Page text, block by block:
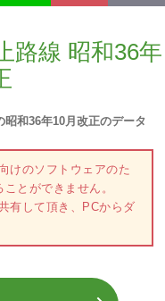
路線 昭和36年
和36年10月改正のデータ
けのソフトウェアのた
とができません。
有して頂き、PCからダ